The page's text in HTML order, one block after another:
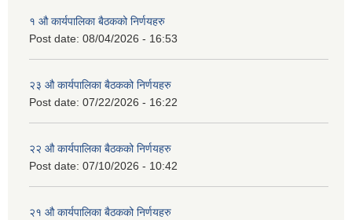
१ औ कार्यपालिका बैठकको निर्णयहरु
Post date: 08/04/2026 - 16:53
२३ औ कार्यपालिका बैठकको निर्णयहरु
Post date: 07/22/2026 - 16:22
२२ औ कार्यपालिका बैठकको निर्णयहरु
Post date: 07/10/2026 - 10:42
२१ औ कार्यपालिका बैठकको निर्णयहरु